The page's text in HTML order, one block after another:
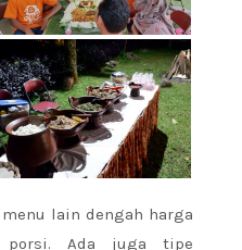
lain dengah harga
Ada juga tipe